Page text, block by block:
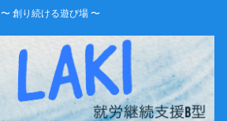
〜 創り続ける遊び場 〜